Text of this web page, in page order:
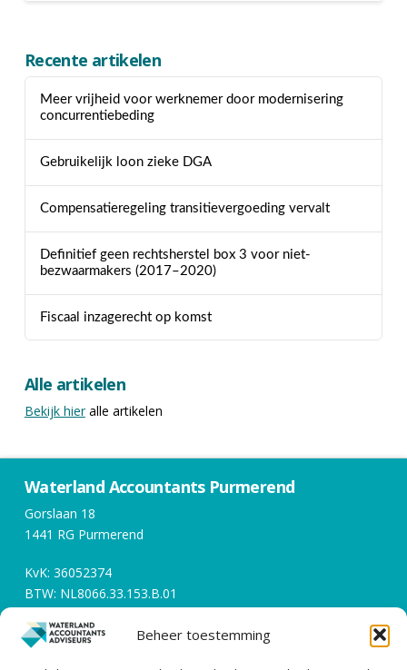
Beheer toestemming
Recente artikelen
Meer vrijheid voor werknemer door modernisering
concurrentiebeding
Gebruikelijk loon zieke DGA
Compensatieregeling transitievergoeding vervalt
Definitief geen rechtsherstel box 3 voor niet-
bezwaarmakers (2017–2020)
Fiscaal inzagerecht op komst
Alle artikelen
Bekijk hieralle artikelen
Waterland Accountants Purmerend
Gorslaan 18
1441 RG Purmerend
KvK: 36052374
BTW: NL8066.33.153.B.01
Openingstijden